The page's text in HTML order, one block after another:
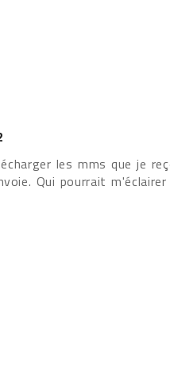
les mms que je
Qui pourrait m'éclairer